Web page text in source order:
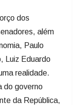
dos
além
Paulo
Luiz Eduardo
realidade.
do governo
da República,